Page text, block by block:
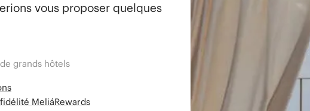
vous proposer quelques
grands hôtels
MeliáRewards